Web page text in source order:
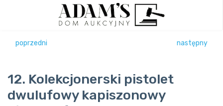
poprzedni następny
12. Kolekcjonerski pistolet
dwulufowy kapiszonowy